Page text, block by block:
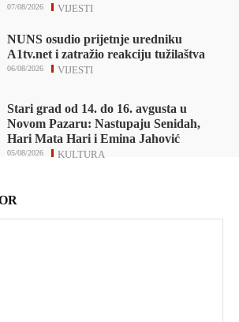
VIJESTI
07/08/2026
NUNS osudio prijetnje uredniku
A1tv.net i zatražio reakciju tužilaštva
VIJESTI
06/08/2026
Stari grad od 14. do 16. avgusta u
Novom Pazaru: Nastupaju Senidah,
Hari Mata Hari i Emina Jahović
KULTURA
05/08/2026